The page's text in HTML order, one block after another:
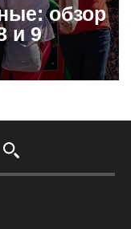
обзор
и 9